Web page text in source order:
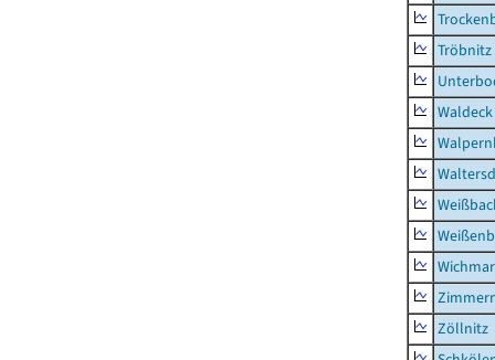
Tröbnitz
Waldeck
Wichmar
Zöllnitz